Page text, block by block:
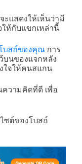
แสดงให้เห็นว่ามี
ห้กับแขกเหล่านี้
บสถ์ของคุณ การ
บนของแจกหลัง
ใจให้คนสแกน
ความคิดที่ดี เพื่อ
ซต์ของโบสถ์